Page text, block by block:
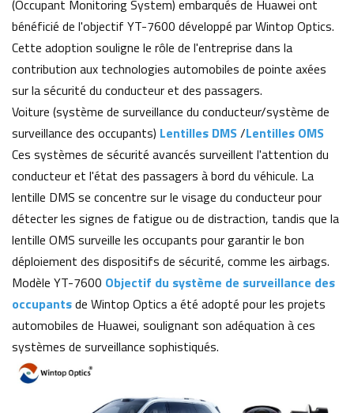
(Occupant Monitoring System) embarqués de Huawei ont
bénéficié de l'objectif YT-7600 développé par Wintop Optics.
Cette adoption souligne le rôle de l'entreprise dans la
contribution aux technologies automobiles de pointe axées
sur la sécurité du conducteur et des passagers.
Voiture (système de surveillance du conducteur/système de
surveillance des occupants) Lentilles DMS/Lentilles OMS
Ces systèmes de sécurité avancés surveillent l'attention du
conducteur et l'état des passagers à bord du véhicule. La
lentille DMS se concentre sur le visage du conducteur pour
détecter les signes de fatigue ou de distraction, tandis que la
lentille OMS surveille les occupants pour garantir le bon
déploiement des dispositifs de sécurité, comme les airbags.
Modèle YT-7600 Objectif du système de surveillance des
occupantsde Wintop Optics a été adopté pour les projets
automobiles de Huawei, soulignant son adéquation à ces
systèmes de surveillance sophistiqués.